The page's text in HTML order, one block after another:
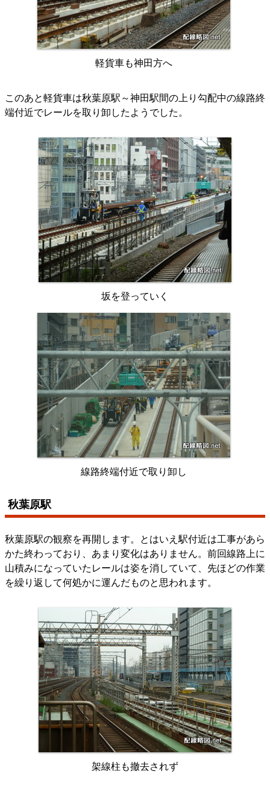
軽貨車も神田方へ
このあと軽貨車は秋葉原駅～神田駅間の上り勾配中の線路終
端付近でレールを取り卸したようでした。
坂を登っていく
線路終端付近で取り卸し
秋葉原駅
秋葉原駅の観察を再開します。とはいえ駅付近は工事があら
かた終わっており、あまり変化はありません。前回線路上に
山積みになっていたレールは姿を消していて、先ほどの作業
を繰り返して何処かに運んだものと思われます。
架線柱も撤去されず